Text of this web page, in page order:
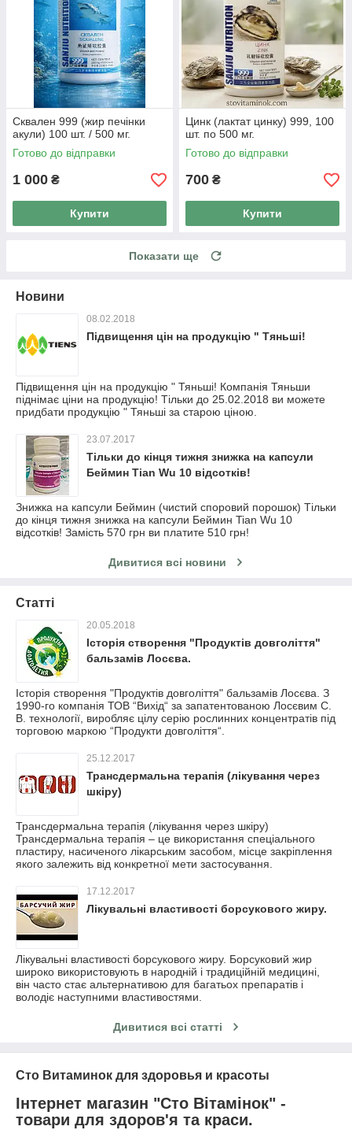
Сквален 999 (жир печінки
акули) 100 шт. / 500 мг.
Готово до відправки
1 000 ₴
Купити
Цинк (лактат цинку) 999, 100
шт. по 500 мг.
Готово до відправки
700 ₴
Купити
Показати ще
Новини
08.02.2018
Підвищення цін на продукцію " Тяньші!
Підвищення цін на продукцію " Тяньші! Компанія Тяньши
піднімає ціни на продукцію! Тільки до 25.02.2018 ви можете
придбати продукцію " Тяньші за старою ціною.
23.07.2017
Тільки до кінця тижня знижка на капсули
Беймин Tian Wu 10 відсотків!
Знижка на капсули Беймин (чистий споровий порошок) Тільки
до кінця тижня знижка на капсули Беймин Tian Wu 10
відсотків! Замість 570 грн ви платите 510 грн!
Дивитися всі новини
Статті
20.05.2018
Історія створення "Продуктів довголіття"
бальзамів Лосєва.
Історія створення "Продуктів довголіття" бальзамів Лосєва. З
1990-го компанія ТОВ “Вихід“ за запатентованою Лосєвим С.
В. технології, виробляє цілу серію рослинних концентратів під
торговою маркою “Продукти довголіття“.
25.12.2017
Трансдермальна терапія (лікування через
шкіру)
Трансдермальна терапія (лікування через шкіру)
Трансдермальна терапія – це використання спеціального
пластиру, насиченого лікарським засобом, місце закріплення
якого залежить від конкретної мети застосування.
17.12.2017
Лікувальні властивості борсукового жиру.
Лікувальні властивості борсукового жиру. Борсуковий жир
широко використовують в народній і традиційній медицині,
він часто стає альтернативою для багатьох препаратів і
володіє наступними властивостями.
Дивитися всі статті
Сто Витаминок для здоровья и красоты
Інтернет магазин "Сто Вітамінок" -
товари для здоров'я та краси.